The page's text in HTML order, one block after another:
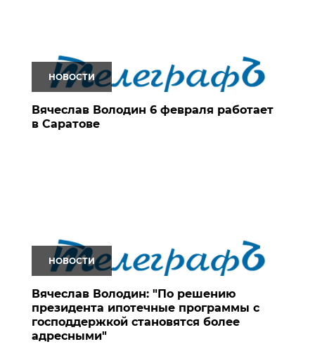
НОВОСТИ
Вячеслав Володин 6 февраля работает
в Саратове
НОВОСТИ
Вячеслав Володин: "По решению
президента ипотечные программы с
господдержкой становятся более
адресными"